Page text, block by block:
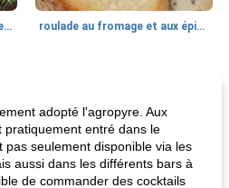
Muffins géants aux carottes et à la banane de Nif roulade au fromage et aux épinards
adopté l'agropyre. Aux
pratiquement entré dans le
seulement disponible via les
aussi dans les différents bars à
de commander des cocktails